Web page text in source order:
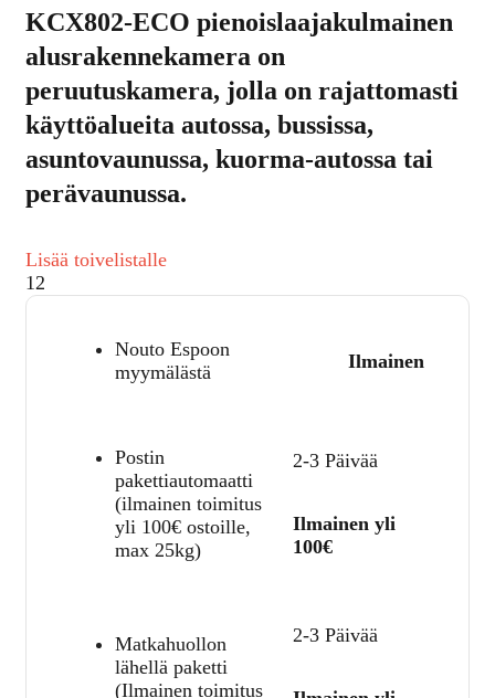
KCX802-ECO pienoislaajakulmainen
alusrakennekamera on
peruutuskamera, jolla on rajattomasti
käyttöalueita autossa, bussissa,
asuntovaunussa, kuorma-autossa tai
perävaunussa.
Lisää toivelistalle
12
Nouto Espoon
myymälästä
Ilmainen
Postin
pakettiautomaatti
(ilmainen toimitus
yli 100€ ostoille,
max 25kg)
2-3 Päivää
Ilmainen yli
100€
Matkahuollon
lähellä paketti
(Ilmainen toimitus
2-3 Päivää